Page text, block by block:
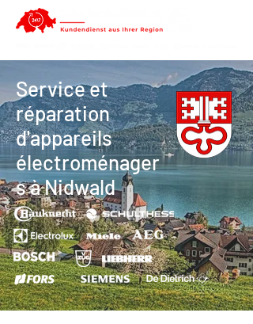
Service et
réparation
d'appareils
électroménager
s à Nidwald